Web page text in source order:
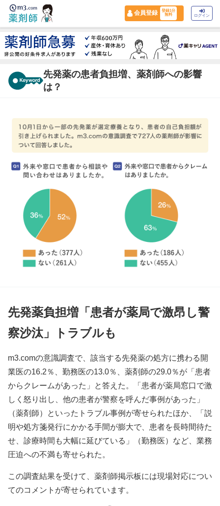
会員登録
登録1分
無料
ログイン
先発薬の患者負担増、薬剤師への影響
は？
先発薬負担増「患者が薬局で激昂し警
察沙汰」トラブルも
m3.comの意識調査で、該当する先発薬の処方に携わる開
業医の16.2％、勤務医の13.0％、薬剤師の29.0％が「患者
からクレームがあった」と答えた。「患者が薬局窓口で激
しく怒り出し、他の患者が警察を呼んだ事例があった」
（薬剤師）といったトラブル事例が寄せられたほか、「説
明や処方箋発行にかかる手間が膨大で、患者を長時間待た
せ、診療時間も大幅に延びている」（勤務医）など、業務
圧迫への不満も寄せられた。
この調査結果を受けて、薬剤師掲示板には現場対応につい
てのコメントが寄せられています。